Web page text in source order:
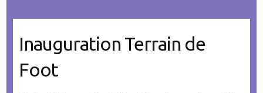
Inauguration Terrain de
Foot